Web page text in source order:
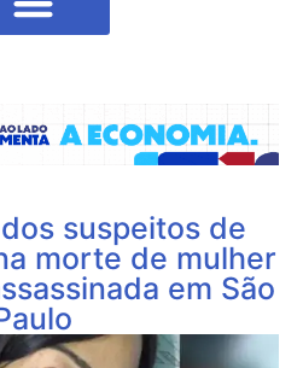
suspeitos de
morte de mulher
em São